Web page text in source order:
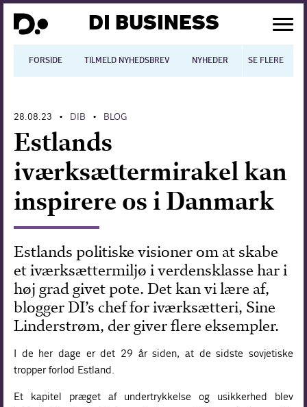
DI BUSINESS
FORSIDE TILMELD NYHEDSBREV NYHEDER BLOGS
SE FLERE
International økonomi
Arbejdsmiljø
Arbejdsmarkedet
Uddannelse
Europapolitik
Forskning
28.08.23 • DIB • BLOG
Estlands
iværksættermirakel kan
inspirere os i Danmark
Estlands politiske visioner om at skabe
et iværksættermiljø i verdensklasse har i
høj grad givet pote. Det kan vi lære af,
blogger DI’s chef for iværksætteri, Sine
Linderstrøm, der giver flere eksempler.
I de her dage er det 29 år siden, at de sidste sovjetiske
tropper forlod Estland.
Et kapitel præget af undertrykkelse og usikkerhed blev